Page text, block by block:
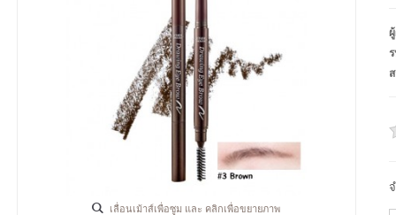
เลื่อนเม้าส์เพื่อซูม และ คลิกเพื่อขยายภาพ